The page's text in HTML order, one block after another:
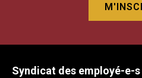
Syndicat des employé-e-